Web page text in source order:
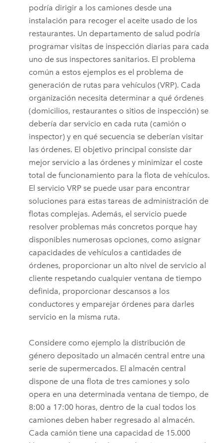
podría dirigir a los camiones desde una
instalación para recoger el aceite usado de los
restaurantes. Un departamento de salud podría
programar visitas de inspección diarias para cada
uno de sus inspectores sanitarios. El problema
común a estos ejemplos es el problema de
generación de rutas para vehículos (VRP). Cada
organización necesita determinar a qué órdenes
(domicilios, restaurantes o sitios de inspección) se
debería dar servicio en cada ruta (camión o
inspector) y en qué secuencia se deberían visitar
las órdenes. El objetivo principal consiste dar
mejor servicio a las órdenes y minimizar el coste
total de funcionamiento para la flota de vehículos.
El servicio VRP se puede usar para encontrar
soluciones para estas tareas de administración de
flotas complejas. Además, el servicio puede
resolver problemas más concretos porque hay
disponibles numerosas opciones, como asignar
capacidades de vehículos a cantidades de
órdenes, proporcionar un alto nivel de servicio al
cliente respetando cualquier ventana de tiempo
definida, proporcionar descansos a los
conductores y emparejar órdenes para darles
servicio en la misma ruta.
Considere como ejemplo la distribución de
género depositado un almacén central entre una
serie de supermercados. El almacén central
dispone de una flota de tres camiones y solo
opera en una determinada ventana de tiempo, de
8:00 a 17:00 horas, dentro de la cual todos los
camiones deben haber regresado al almacén.
Cada camión tiene una capacidad de 15.000